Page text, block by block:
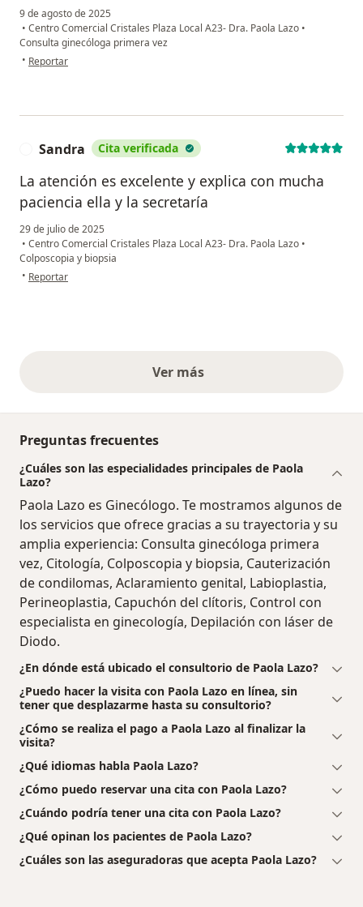
9 de agosto de 2025
• Centro Comercial Cristales Plaza Local A23- Dra. Paola Lazo •
Consulta ginecóloga primera vez
• en opinión del usuario Vanessa Caicedo
Reportar
Sandra Cita verificada
La atención es excelente y explica con mucha
paciencia ella y la secretaría
29 de julio de 2025
• Centro Comercial Cristales Plaza Local A23- Dra. Paola Lazo •
Colposcopia y biopsia
• en opinión del usuario Sandra
Reportar
Ver másopiniones anteriores
Preguntas frecuentes
¿Cuáles son las especialidades principales de Paola
Lazo?
Paola Lazo es Ginecólogo. Te mostramos algunos de
los servicios que ofrece gracias a su trayectoria y su
amplia experiencia: Consulta ginecóloga primera
vez, Citología, Colposcopia y biopsia, Cauterización
de condilomas, Aclaramiento genital, Labioplastia,
Perineoplastia, Capuchón del clítoris, Control con
especialista en ginecología, Depilación con láser de
Diodo.
¿En dónde está ubicado el consultorio de Paola Lazo?
¿Puedo hacer la visita con Paola Lazo en línea, sin
tener que desplazarme hasta su consultorio?
¿Cómo se realiza el pago a Paola Lazo al finalizar la
visita?
¿Qué idiomas habla Paola Lazo?
¿Cómo puedo reservar una cita con Paola Lazo?
¿Cuándo podría tener una cita con Paola Lazo?
¿Qué opinan los pacientes de Paola Lazo?
¿Cuáles son las aseguradoras que acepta Paola Lazo?